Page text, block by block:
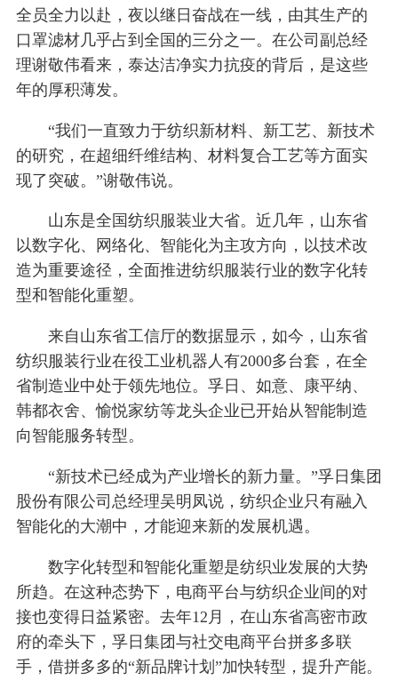
全员全力以赴，夜以继日奋战在一线，由其生产的
口罩滤材几乎占到全国的三分之一。在公司副总经
理谢敬伟看来，泰达洁净实力抗疫的背后，是这些
年的厚积薄发。
“我们一直致力于纺织新材料、新工艺、新技术
的研究，在超细纤维结构、材料复合工艺等方面实
现了突破。”谢敬伟说。
山东是全国纺织服装业大省。近几年，山东省
以数字化、网络化、智能化为主攻方向，以技术改
造为重要途径，全面推进纺织服装行业的数字化转
型和智能化重塑。
来自山东省工信厅的数据显示，如今，山东省
纺织服装行业在役工业机器人有2000多台套，在全
省制造业中处于领先地位。孚日、如意、康平纳、
韩都衣舍、愉悦家纺等龙头企业已开始从智能制造
向智能服务转型。
“新技术已经成为产业增长的新力量。”孚日集团
股份有限公司总经理吴明凤说，纺织企业只有融入
智能化的大潮中，才能迎来新的发展机遇。
数字化转型和智能化重塑是纺织业发展的大势
所趋。在这种态势下，电商平台与纺织企业间的对
接也变得日益紧密。去年12月，在山东省高密市政
府的牵头下，孚日集团与社交电商平台拼多多联
手，借拼多多的“新品牌计划”加快转型，提升产能。